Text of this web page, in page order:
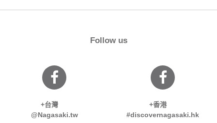
Follow us
+台灣
@Nagasaki.tw
+香港
#discovernagasaki.hk